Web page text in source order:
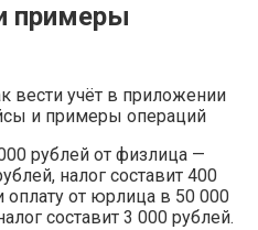
примеры
рублей от физлица —
налог составит 400
от юрлица в 50 000
составит 3 000 рублей.